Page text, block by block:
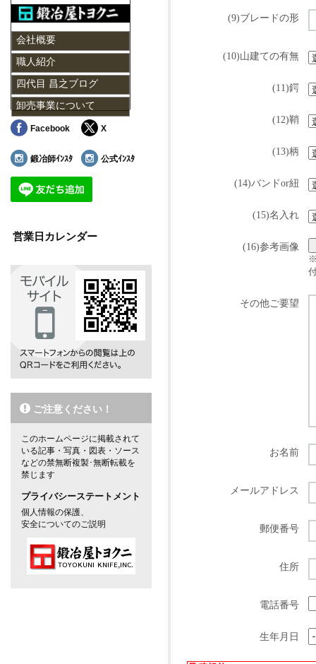
(9)ブレードの形
(10)山建ての有無
(11)鍔
(12)鞘
(13)柄
(14)バンドor紐
(15)名入れ
(16)参考画像
その他ご要望
お名前
メールアドレス
郵便番号
住所
電話番号
生年月日
会社概要
職人紹介
四代目 昌之ブログ
卸売事業について
Facebook X
鍛冶師ｲﾝｽﾀ 公式ｲﾝｽﾀ
営業日カレンダー
ご注意ください！
このホームページに掲載されて
いる記事・写真・図表・ソース
などの禁無断複製･無断転載を
禁じます
プライバシーステートメント
個人情報の保護、
安全についてのご説明